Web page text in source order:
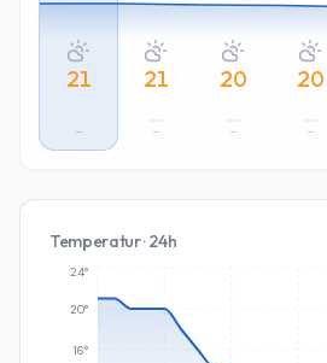
21
–
21
–
20
–
20
–
Temperatur · 24h
16°
20°
24°